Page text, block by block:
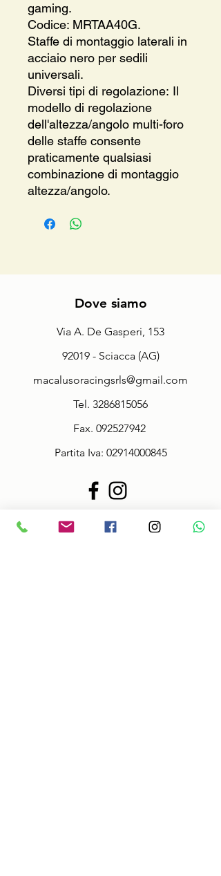
gaming.
Codice: MRTAA40G.
Staffe di montaggio laterali in
acciaio nero per sedili
universali.
Diversi tipi di regolazione: Il
modello di regolazione
dell'altezza/angolo multi-foro
delle staffe consente
praticamente qualsiasi
combinazione di montaggio
altezza/angolo.
Dove siamo
Via A. De Gasperi, 153
92019 - Sciacca (AG)
macalusoracingsrls@gmail.com
Tel. 3286815056
Fax. 092527942
Partita Iva: 02914000845